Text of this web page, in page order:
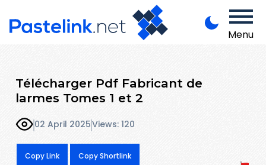
Menu
Télécharger Pdf Fabricant de
larmes Tomes 1 et 2
02 April 2025Views: 120
Copy Link Copy Shortlink